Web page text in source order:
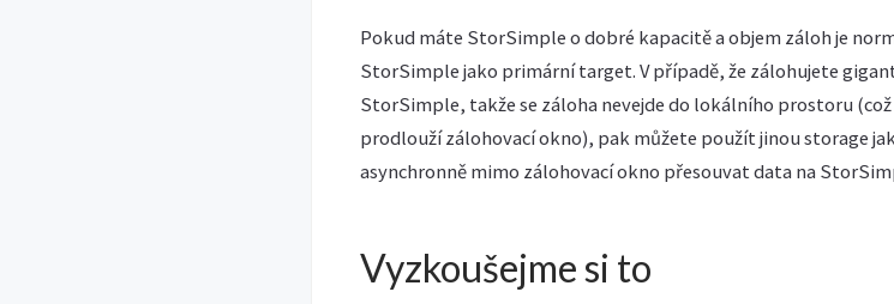
Pokud máte StorSimple o dobré kapacitě a objem záloh je
StorSimple jako primární target. V případě, že zálohujete
StorSimple, takže se záloha nevejde do lokálního prostoru
prodlouží zálohovací okno), pak můžete použít jinou storage
asynchronně mimo zálohovací okno přesouvat data na
Vyzkoušejme si to